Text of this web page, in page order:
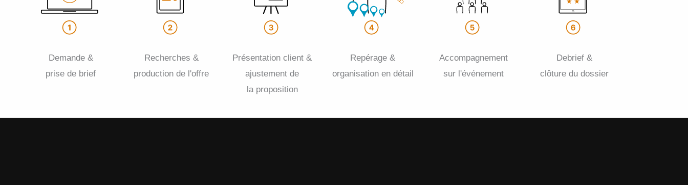
Demande &
prise de brief
Recherches &
production de l'offre
Présentation client &
ajustement de
la proposition
Repérage &
organisation en détail
Accompagnement
sur l'événement
Debrief &
clôture du dossier